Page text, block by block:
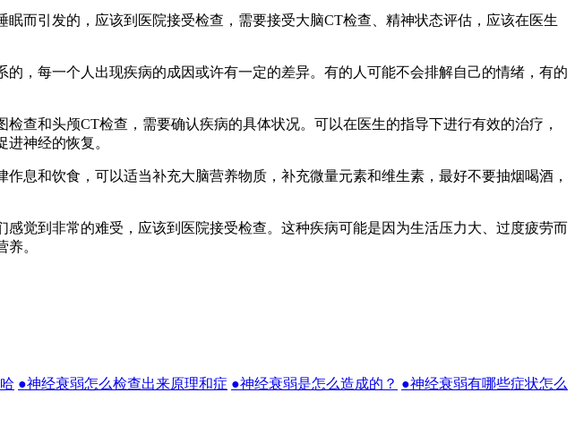
引发的，应该到医院接受检查，需要接受大脑CT检查、精神状态评估，应该在医生
每一个人出现疾病的成因或许有一定的差异。有的人可能不会排解自己的情绪，有的
和头颅CT检查，需要确认疾病的具体状况。可以在医生的指导下进行有效的治疗，
神经的恢复。
和饮食，可以适当补充大脑营养物质，补充微量元素和维生素，最好不要抽烟喝酒，
到非常的难受，应该到医院接受检查。这种疾病可能是因为生活压力大、过度疲劳而
。
●神经衰弱怎么检查出来原理和症 ●神经衰弱是怎么造成的？ ●神经衰弱有哪些症状怎么